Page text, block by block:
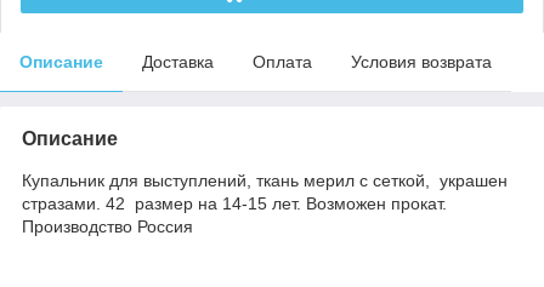
Описание Доставка Оплата Условия возврата
Описание
Купальник для выступлений, ткань мерил с сеткой, украшен
стразами. 42 размер на 14-15 лет. Возможен прокат.
Производство Россия